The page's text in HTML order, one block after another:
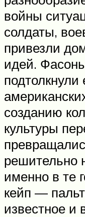
войны
солдаты,
привезли
идей.
подтолкнули
созданию
культуры
решительно
именно в те
кейп —
известное и